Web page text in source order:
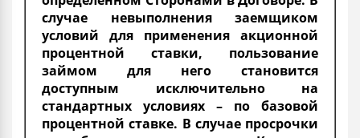
случае невыполнения заемщиком
условий для применения акционной
процентной ставки, пользование
займом для него становится
доступным исключительно на
стандартных условиях – по базовой
процентной ставке. В случае просрочки